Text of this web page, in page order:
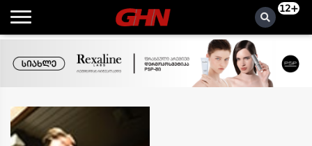
12+